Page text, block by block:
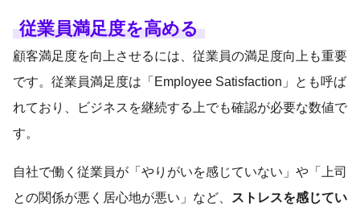
従業員満足度を高める
顧客満足度を向上させるには、従業員の満足度向上も重要
です。従業員満足度は「Employee Satisfaction」とも呼ば
れており、ビジネスを継続する上でも確認が必要な数値で
す。
自社で働く従業員が「やりがいを感じていない」や「上司
との関係が悪く居心地が悪い」など、
ストレスを感じてい